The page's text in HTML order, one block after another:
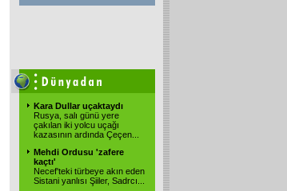
Kara Dullar uçaktaydı
Rusya, salı günü yere
çakılan iki yolcu uçağı
kazasının ardında Çeçen
Mehdi Ordusu 'zafere
kaçtı'
Necef'teki türbeye akın eden
Sistani yanlısı Şiiler, Sadrcı